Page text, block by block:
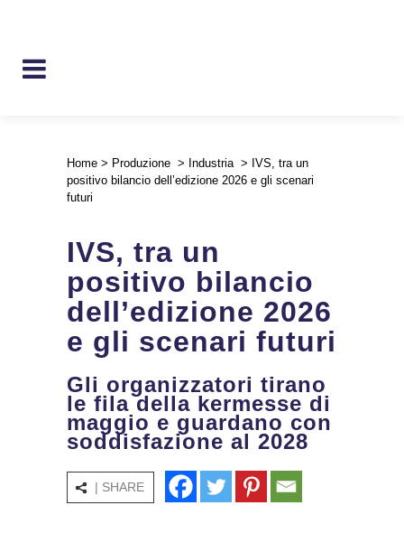
Home > Produzione > Industria > IVS, tra un
positivo bilancio dell’edizione 2026 e gli scenari
futuri
IVS, tra un
positivo bilancio
dell’edizione 2026
e gli scenari futuri
Gli organizzatori tirano
le fila della kermesse di
maggio e guardano con
soddisfazione al 2028
| SHARE